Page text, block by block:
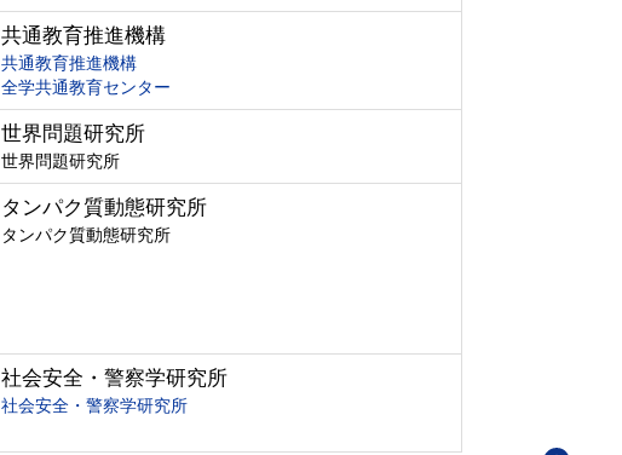
共通教育推進機構
共通教育推進機構
全学共通教育センター
世界問題研究所
世界問題研究所
タンパク質動態研究所
タンパク質動態研究所
社会安全・警察学研究所
社会安全・警察学研究所